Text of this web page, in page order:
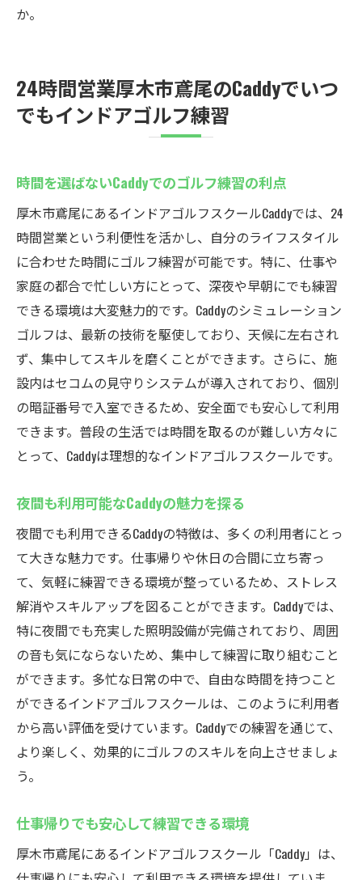
か。
24時間営業厚木市鳶尾のCaddyでいつ
でもインドアゴルフ練習
時間を選ばないCaddyでのゴルフ練習の利点
厚木市鳶尾にあるインドアゴルフスクールCaddyでは、24
時間営業という利便性を活かし、自分のライフスタイル
に合わせた時間にゴルフ練習が可能です。特に、仕事や
家庭の都合で忙しい方にとって、深夜や早朝にでも練習
できる環境は大変魅力的です。Caddyのシミュレーション
ゴルフは、最新の技術を駆使しており、天候に左右され
ず、集中してスキルを磨くことができます。さらに、施
設内はセコムの見守りシステムが導入されており、個別
の暗証番号で入室できるため、安全面でも安心して利用
できます。普段の生活では時間を取るのが難しい方々に
とって、Caddyは理想的なインドアゴルフスクールです。
夜間も利用可能なCaddyの魅力を探る
夜間でも利用できるCaddyの特徴は、多くの利用者にとっ
て大きな魅力です。仕事帰りや休日の合間に立ち寄っ
て、気軽に練習できる環境が整っているため、ストレス
解消やスキルアップを図ることができます。Caddyでは、
特に夜間でも充実した照明設備が完備されており、周囲
の音も気にならないため、集中して練習に取り組むこと
ができます。多忙な日常の中で、自由な時間を持つこと
ができるインドアゴルフスクールは、このように利用者
から高い評価を受けています。Caddyでの練習を通じて、
より楽しく、効果的にゴルフのスキルを向上させましょ
う。
仕事帰りでも安心して練習できる環境
厚木市鳶尾にあるインドアゴルフスクール「Caddy」は、